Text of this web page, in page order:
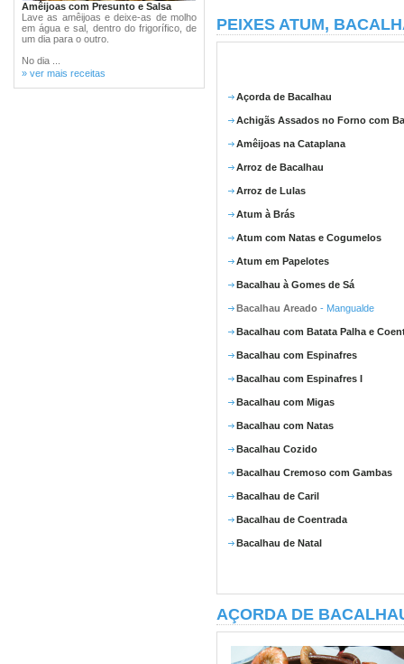
Amêijoas com Presunto e Salsa
Lave as amêijoas e deixe-as de molho
em água e sal, dentro do frigorífico, de
um dia para o outro.
No dia ...
» ver mais receitas
PEIXES ATUM,
Açorda de Bacalhau
Achigãs Assados no Forno com
Amêijoas na Cataplana
Arroz de Bacalhau
Arroz de Lulas
Atum à Brás
Atum com Natas e Cogumelos
Atum em Papelotes
Bacalhau à Gomes de Sá
Bacalhau Areado - Mangualde
Bacalhau com Batata Palha e
Bacalhau com Espinafres
Bacalhau com Espinafres I
Bacalhau com Migas
Bacalhau com Natas
Bacalhau Cozido
Bacalhau Cremoso com Gambas
Bacalhau de Caril
Bacalhau de Coentrada
Bacalhau de Natal
AÇORDA DE